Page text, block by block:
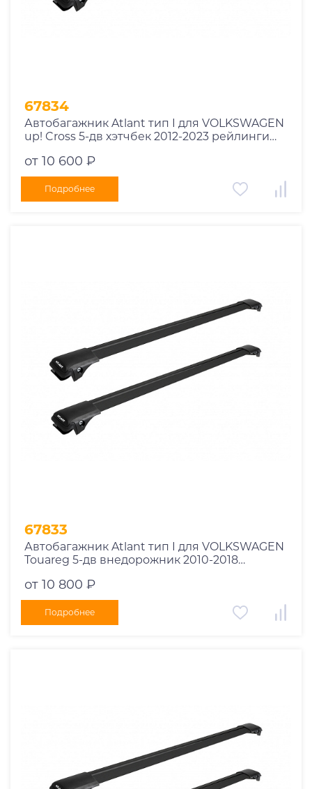
67834
Автобагажник Atlant тип I для VOLKSWAGEN
up! Cross 5-дв хэтчбек 2012-2023 рейлинги
от 10 600 ₽
Подробнее
67833
Автобагажник Atlant тип I для VOLKSWAGEN
Touareg 5-дв внедорожник 2010-2018
10002+11116+11115
от 10 800 ₽
Подробнее